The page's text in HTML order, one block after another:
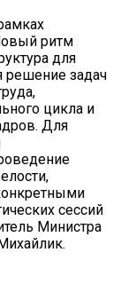
ритм
для
решение задач
цикла и
Для
сессий
Министра